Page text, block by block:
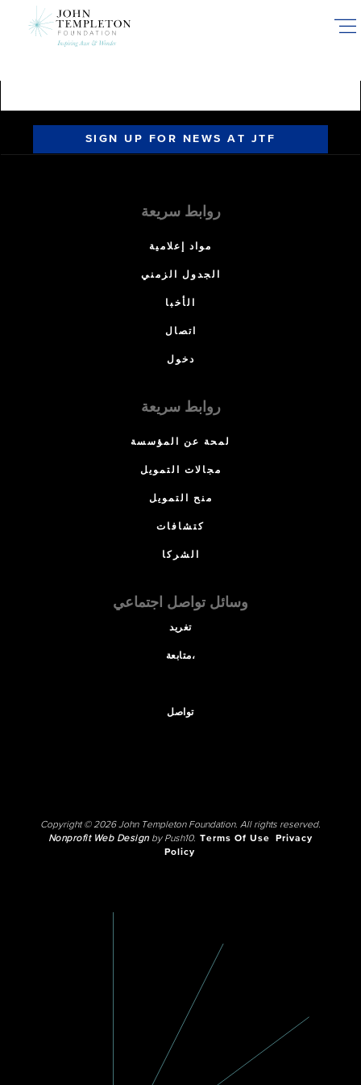
SIGN UP FOR NEWS AT JTF
روابط سريعة
مواد إعلامية
الجدول الزمني
الأخبا
اتصال
دخول
روابط سريعة
لمحة عن المؤسسة
مجالات التمويل
منح التمويل
كتشافات
الشركا
وسائل تواصل اجتماعي
تغريد
متابعة،
تواصل
Copyright © 2026 John Templeton Foundation. All rights reserved.
Nonprofit Web Designby Push10. Terms Of Use
Privacy
Policy